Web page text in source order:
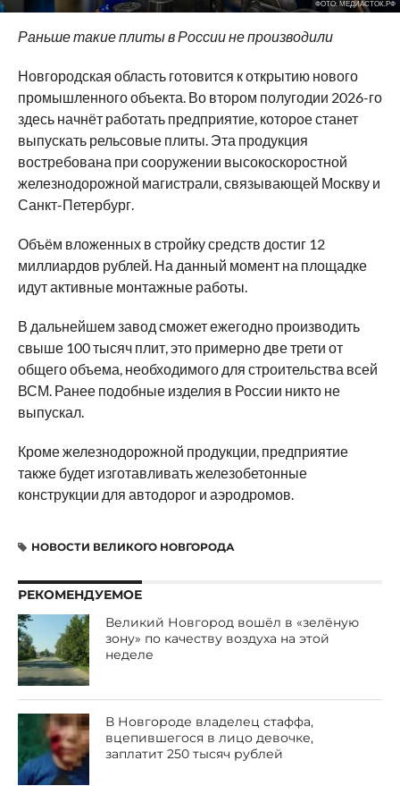
ФОТО: МЕДИАСТОК.РФ
Раньше такие плиты в России не производили
Новгородская область готовится к открытию нового
промышленного объекта. Во втором полугодии 2026-го
здесь начнёт работать предприятие, которое станет
выпускать рельсовые плиты. Эта продукция
востребована при сооружении высокоскоростной
железнодорожной магистрали, связывающей Москву и
Санкт-Петербург.
Объём вложенных в стройку средств достиг 12
миллиардов рублей. На данный момент на площадке
идут активные монтажные работы.
В дальнейшем завод сможет ежегодно производить
свыше 100 тысяч плит, это примерно две трети от
общего объема, необходимого для строительства всей
ВСМ. Ранее подобные изделия в России никто не
выпускал.
Кроме железнодорожной продукции, предприятие
также будет изготавливать железобетонные
конструкции для автодорог и аэродромов.
НОВОСТИ ВЕЛИКОГО НОВГОРОДА
РЕКОМЕНДУЕМОЕ
Великий Новгород вошёл в «зелёную
зону» по качеству воздуха на этой
неделе
В Новгороде владелец стаффа,
вцепившегося в лицо девочке,
заплатит 250 тысяч рублей